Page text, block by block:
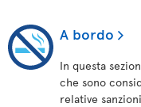
A bordo
In questa
che sono
relative